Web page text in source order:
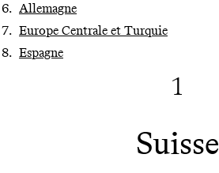
Allemagne
Europe Centrale et Turquie
Espagne
1
Suisse